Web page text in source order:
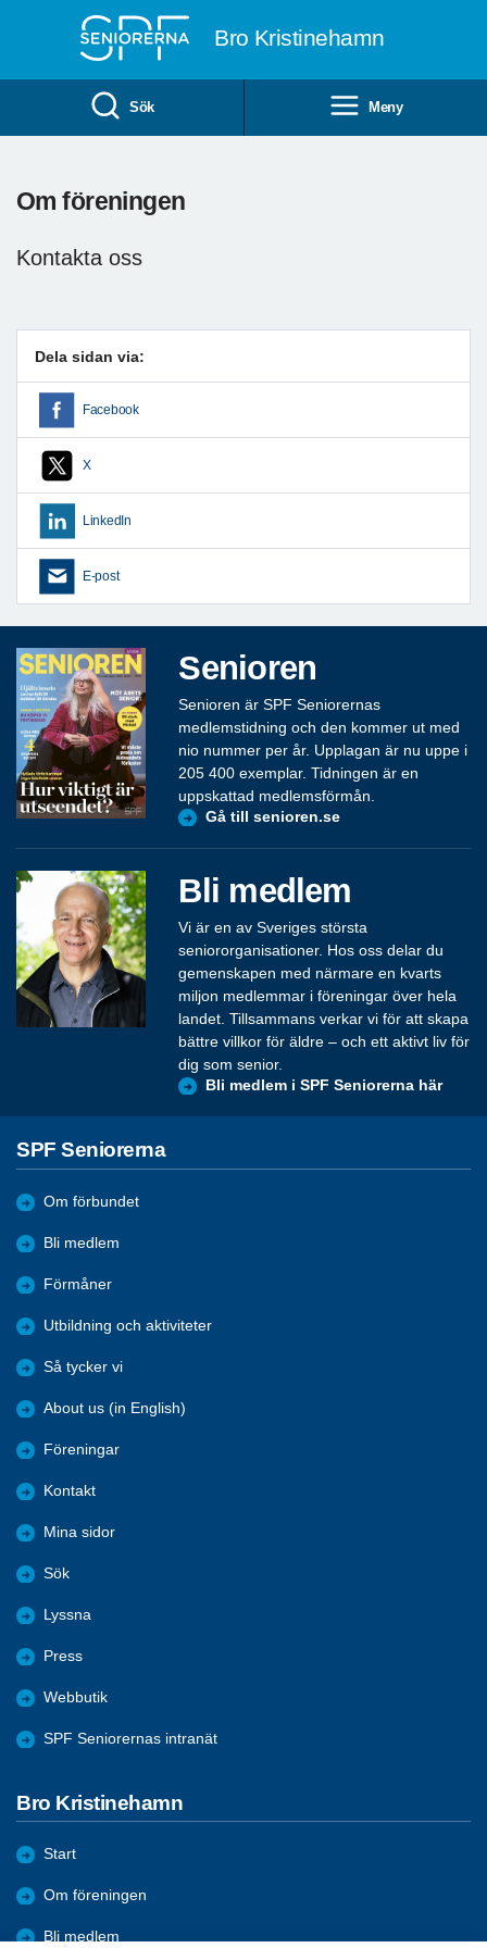
Bro Kristinehamn
Sök Meny
Om föreningen
Kontakta oss
Dela sidan via:
Facebook
X
LinkedIn
E-post
Senioren
Senioren är SPF Seniorernas
medlemstidning och den kommer ut med
nio nummer per år. Upplagan är nu uppe i
205 400 exemplar. Tidningen är en
uppskattad medlemsförmån.
Gå till senioren.se
Bli medlem
Vi är en av Sveriges största
seniororganisationer. Hos oss delar du
gemenskapen med närmare en kvarts
miljon medlemmar i föreningar över hela
landet. Tillsammans verkar vi för att skapa
bättre villkor för äldre – och ett aktivt liv för
dig som senior.
Bli medlem i SPF Seniorerna här
SPF Seniorerna
Om förbundet
Bli medlem
Förmåner
Utbildning och aktiviteter
Så tycker vi
About us (in English)
Föreningar
Kontakt
Mina sidor
Sök
Lyssna
Press
Webbutik
SPF Seniorernas intranät
Bro Kristinehamn
Start
Om föreningen
Bli medlem